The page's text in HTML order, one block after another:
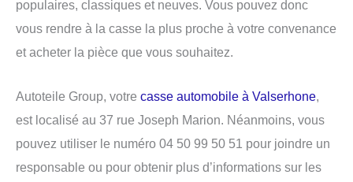
populaires, classiques et neuves. Vous pouvez donc
vous rendre à la casse la plus proche à votre convenance
et acheter la pièce que vous souhaitez.
Autoteile Group, votre casse automobile à Valserhone,
est localisé au 37 rue Joseph Marion. Néanmoins, vous
pouvez utiliser le numéro 04 50 99 50 51 pour joindre un
responsable ou pour obtenir plus d’informations sur les